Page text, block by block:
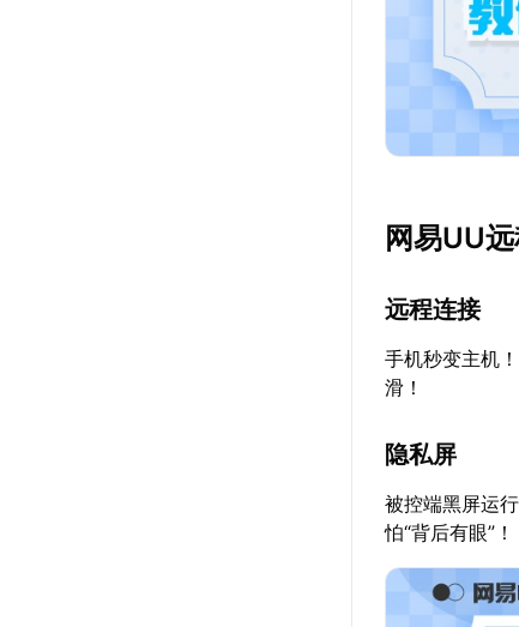
网易UU
远程连接
手机秒变主机
滑！
隐私屏
被控端黑屏运
怕“背后有眼”！